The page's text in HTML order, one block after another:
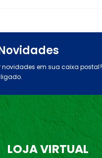
novidades em sua caixa postal?
LOJA VIRTUAL